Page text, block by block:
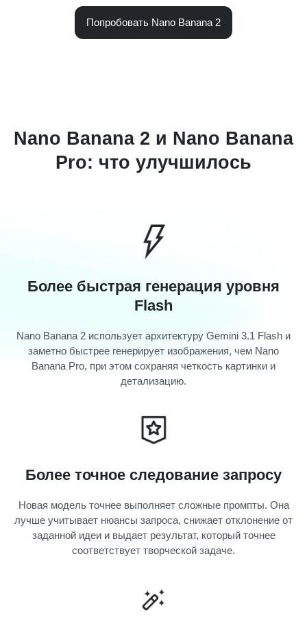
Попробовать Nano Banana 2
Nano Banana 2 и Nano Banana
Pro: что улучшилось
Более быстрая генерация уровня
Flash
Nano Banana 2 использует архитектуру Gemini 3.1 Flash и
заметно быстрее генерирует изображения, чем Nano
Banana Pro, при этом сохраняя четкость картинки и
детализацию.
Более точное следование запросу
Новая модель точнее выполняет сложные промпты. Она
лучше учитывает нюансы запроса, снижает отклонение от
заданной идеи и выдает результат, который точнее
соответствует творческой задаче.